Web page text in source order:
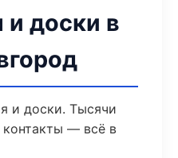
доски в
и доски. Тысячи
контакты — всё в